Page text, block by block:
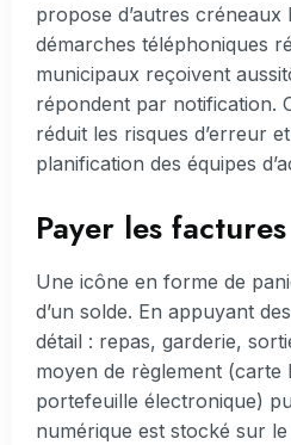
propose d’autres créneaux
démarches téléphoniques
municipaux reçoivent
répondent par notification.
réduit les risques d’erreur
planification des équipes
Payer les
Une icône en forme de
d’un solde. En appuyant
détail : repas, garderie,
moyen de règlement (carte
portefeuille électronique)
numérique est stocké sur